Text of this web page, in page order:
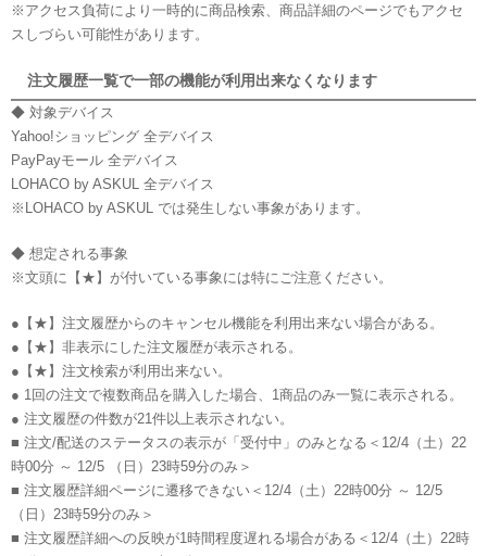
※アクセス負荷により一時的に商品検索、商品詳細のページでも アクセ
スしづらい可能性があります。
注文履歴一覧で一部の機能が利用出来なくなります
◆ 対象デバイス
Yahoo!ショッピング 全デバイス
PayPayモール 全デバイス
LOHACO by ASKUL 全デバイス
※LOHACO by ASKUL では発生しない事象があります。
◆ 想定される事象
※文頭に【★】が付いている事象には特にご注意ください。
●【★】注文履歴からのキャンセル機能を利用出来ない場合がある。
●【★】非表示にした注文履歴が表示される。
●【★】注文検索が利用出来ない。
● 1回の注文で複数商品を購入した場合、1商品のみ一覧に表示される。
● 注文履歴の件数が21件以上表示されない。
■ 注文/配送のステータスの表示が「受付中」のみとなる＜12/4（土）22
時00分 ～ 12/5 （日）23時59分のみ＞
■ 注文履歴詳細ページに遷移できない＜12/4（土）22時00分 ～ 12/5
（日）23時59分のみ＞
■ 注文履歴詳細への反映が1時間程度遅れる場合がある＜12/4（土）22時